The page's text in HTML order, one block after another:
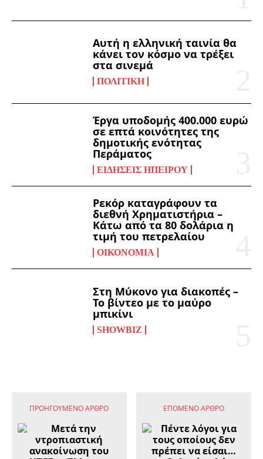
Αυτή η ελληνική ταινία θα
κάνει τον κόσμο να τρέξει
στα σινεμά
ΠΟΛΙΤΙΚΉ
Έργα υποδομής 400.000 ευρώ
σε επτά κοινότητες της
δημοτικής ενότητας
Περάματος
ΕΙΔΉΣΕΙΣ ΗΠΕΊΡΟΥ
Ρεκόρ καταγράφουν τα
διεθνή Χρηματιστήρια –
Κάτω από τα 80 δολάρια η
τιμή του πετρελαίου
ΟΙΚΟΝΟΜΊΑ
Στη Μύκονο για διακοπές –
Το βίντεο με το μαύρο
μπικίνι
SHOWBIZ
ΠΡΟΗΓΟΎΜΕΝΟ ΆΡΘΡΟ ΕΠΌΜΕΝΟ ΆΡΘΡΟ